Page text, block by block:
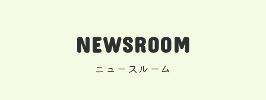
NEWSROOM
ニュースルーム